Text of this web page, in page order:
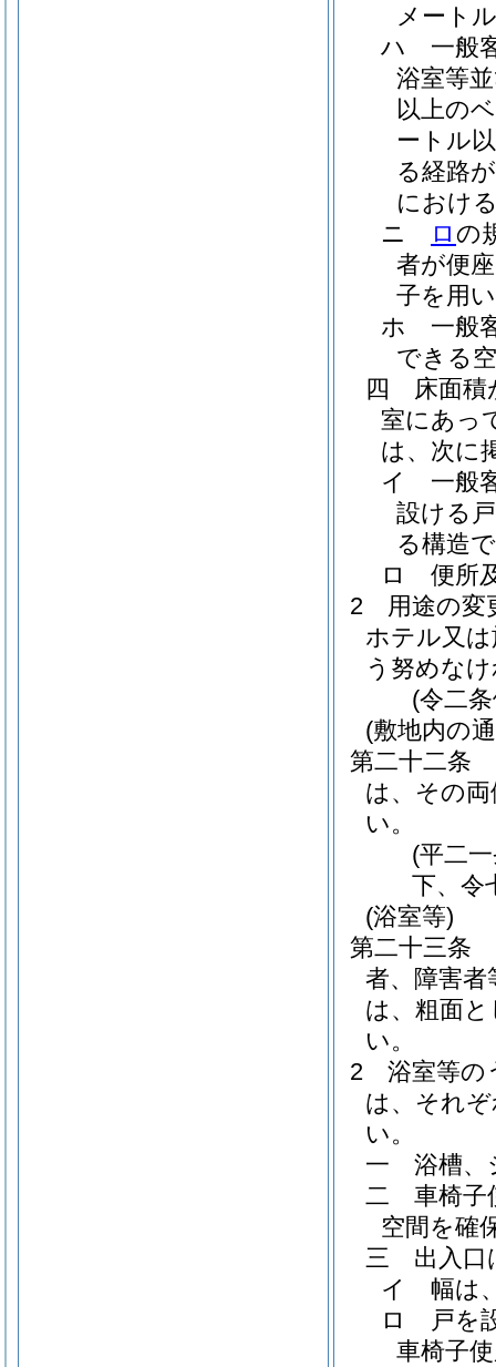
メート
ハ
一般
浴室等
以上の
ートル
る経路
におけ
ニ
ロ の
者が便
子を用
ホ
一般
できる
四
床面
室にあっ
は、次に
イ
一般
設ける
る構造
ロ
便所
2
用途の
ホテル又
う努めな
(令二
(敷地内の
第二十二条
は、その
い。
(平二
下、令
(浴室等)
第二十三条
者、障害
は、粗面
い。
2
浴室等の
は、それ
い。
一
浴槽、
二
車椅子
空間を確
三
出入
イ
幅は
ロ
戸を
車椅子